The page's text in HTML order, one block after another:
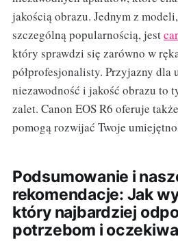
jakością obrazu. Jednym z
szczególną popularnością, jest
który sprawdzi się zarówno w
półprofesjonalisty. Przyjazny dla
niezawodność i jakość obrazu to
zalet. Canon EOS R6 oferuje
pomogą rozwijać Twoje
Podsumowanie i
rekomendacje: Jak
który najbardziej
potrzebom i